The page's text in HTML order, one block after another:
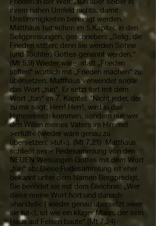
ihrem nahen Umfeld nichts, damit
Unstimmigkeiten bereinigt werden.
Matthäus hat schon im 5.Kapitel, in den
Seligpreisungen, geschrieben: „Selig, die
Frieden stiften; denn sie werden Söhne
(und Töchter) Gottes genannt werden.“
(Mt 5,9) Wieder wäre statt „Frieden
stiften“ wörtlich mit „Frieden machen“ zu
übersetzen. Matthäus verwendet sogar
das Wort „tun“. Er setzt fort mit dem
Wort „tun“ im 7. Kapitel: "Nicht jeder, der
zu mir sagt: Herr! Herr!, wird in das
Himmelreich kommen, sondern nur, wer
den Willen meines Vaters im Himmel
>erfüllt< (wieder wäre genau zu
übersetzen: >tut<). (Mt 7,21) Matthäus
schließt seine Redesammlung von den
NEUEN Weisungen Gottes mit dem Wort
„tun“ ab: Diese Redesammlung ist eher
bekannt unter dem Namen Bergpredigt.
Sie beendet sie mit dem Gleichnis: „Wer
diese meine Wort hört und danach
>handelt< ( wieder genau übersetzt >wer
sie tut<), ist wie ein kluger Mann, der sein
Haus auf Felsen baute“ (Mt 7,24)